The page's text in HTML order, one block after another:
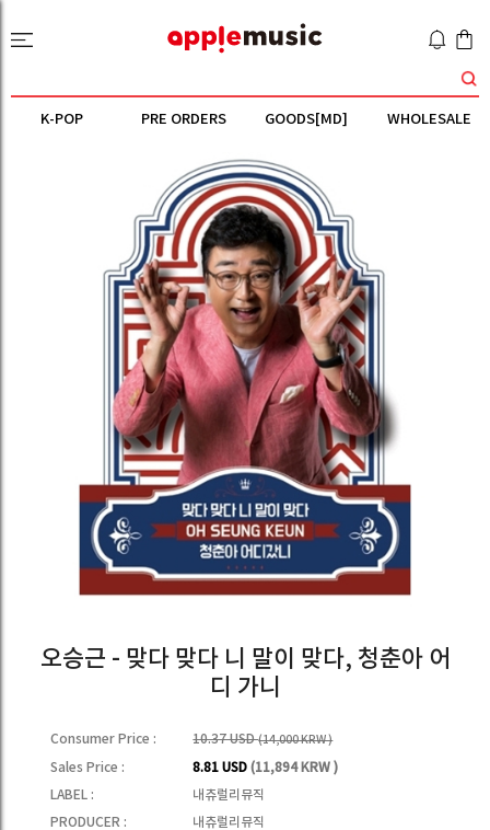
K-POP PRE ORDERS GOODS[MD] WHOLESALE
오승근 - 맞다 맞다 니 말이 맞다, 청춘아 어
디 가니
Consumer Price : 10.37 USD(14,000 KRW )
Sales Price : 8.81 USD(11,894 KRW )
LABEL :
내츄럴리뮤직
PRODUCER :
내츄럴리뮤직